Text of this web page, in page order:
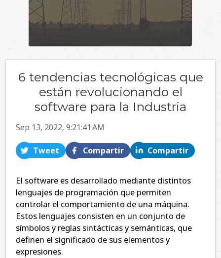
6 tendencias tecnológicas que
están revolucionando el
software para la Industria
Sep 13, 2022, 9:21:41 AM
Tweet Compartir Compartir
El software es desarrollado mediante distintos
lenguajes de programación que permiten
controlar el comportamiento de una máquina.
Estos lenguajes consisten en un conjunto de
símbolos y reglas sintácticas y semánticas, que
definen el significado de sus elementos y
expresiones.